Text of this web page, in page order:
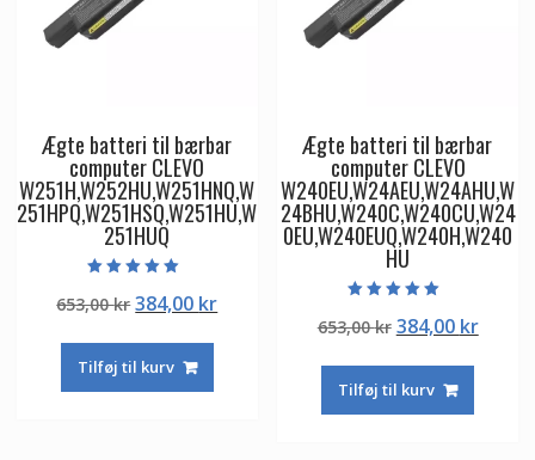
Ægte batteri til bærbar
computer CLEVO
W251H,W252HU,W251HNQ,W
251HPQ,W251HSQ,W251HU,W
251HUQ
5.00
ud af 5
653,00krDen
pris
var:
384,00 krDen
Tilføj til kurv
Ægte batteri til bærbar
computer CLEVO
W240EU,W24AEU,W24AHU,W
24BHU,W240C,W240CU,W24
0EU,W240EUQ,W240H,W240
HU
5.00
ud af 5
653,00kr Den
pris
var:
384,00 krDen
Tilføj til kurv